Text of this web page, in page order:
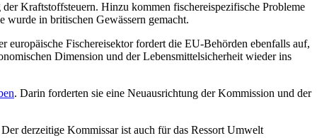
Kraftstoffsteuern. Hinzu kommen fischereispezifische Probleme
wurde in britischen Gewässern gemacht.
Fischereisektor fordert die EU-Behörden ebenfalls auf,
Dimension und der Lebensmittelsicherheit wieder ins
. Darin forderten sie eine Neuausrichtung der Kommission und der
derzeitige Kommissar ist auch für das Ressort Umwelt